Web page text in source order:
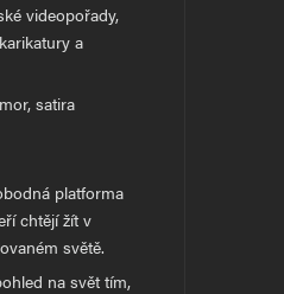
videopořady,
a
satira
platforma
chtějí žít v
světě.
na svět tím,